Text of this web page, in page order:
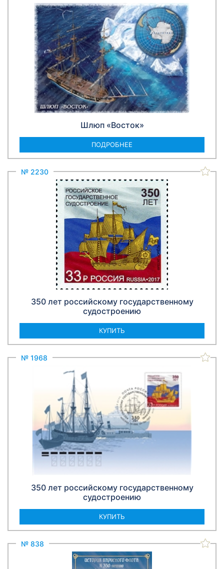
Шлюп «Восток»
ПОДРОБНЕЕ
№ 2230
350 лет российскому государственному
судостроению
КУПИТЬ
№ 1968
350 лет российскому государственному
судостроению
КУПИТЬ
№ 838